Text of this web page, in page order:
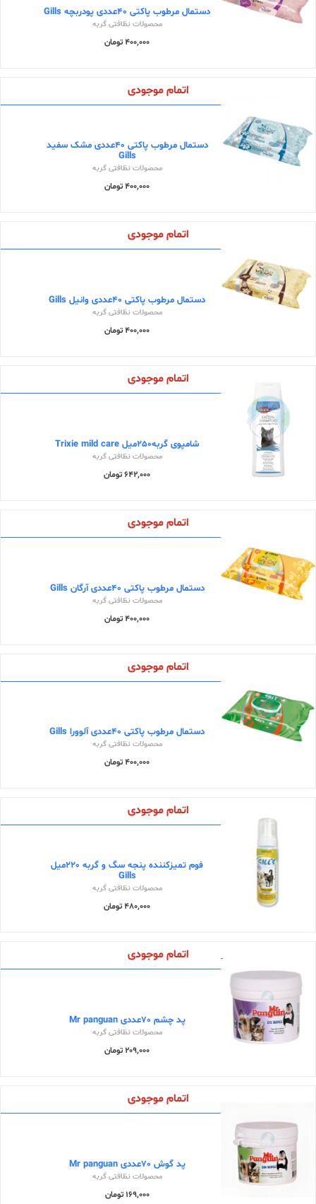
دستمال مرطوب پاکتی 40عددی پودربچه Gills
محصولات نظافتی گربه
400,000 تومان
اتمام موجودی
دستمال مرطوب پاکتی 40عددی مشک سفید
Gills
محصولات نظافتی گربه
400,000 تومان
اتمام موجودی
دستمال مرطوب پاکتی 40عددی وانیل Gills
محصولات نظافتی گربه
400,000 تومان
اتمام موجودی
شامپوی گربه250میل Trixie mild care
محصولات نظافتی گربه
642,000 تومان
اتمام موجودی
دستمال مرطوب پاکتی 40عددی آرگان Gills
محصولات نظافتی گربه
400,000 تومان
اتمام موجودی
دستمال مرطوب پاکتی 40عددی آلوورا Gills
محصولات نظافتی گربه
400,000 تومان
اتمام موجودی
فوم تمیزکننده پنجه سگ و گربه 220میل
Gills
محصولات نظافتی گربه
480,000 تومان
اتمام موجودی
پد چشم 70عددی Mr panguan
محصولات نظافتی گربه
209,000 تومان
اتمام موجودی
پد گوش 70عددی Mr panguan
محصولات نظافتی گربه
169,000 تومان